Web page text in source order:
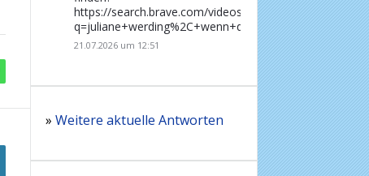
https://search.brave.com/videos?
21.07.2026 um 12:51
» Weitere aktuelle Antworten